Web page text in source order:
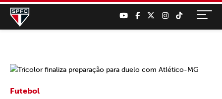
Futebol